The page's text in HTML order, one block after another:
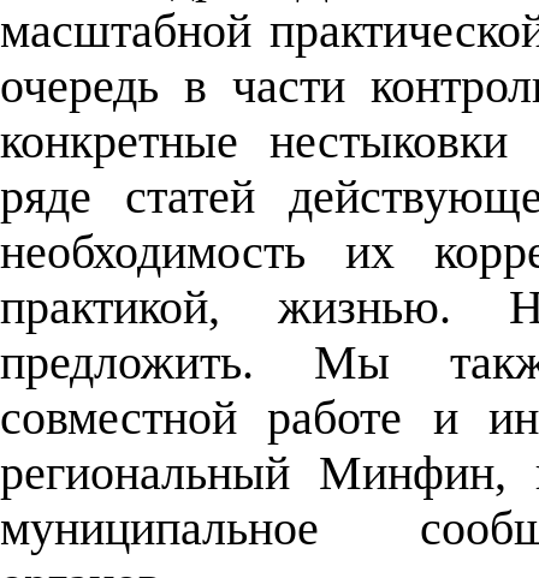
масштабной
очередь в части
конкретные
ряде статей
необходимость их
практикой, жизнью.
предложить. Мы
совместной работе и
региональный Минфин,
муниципальное